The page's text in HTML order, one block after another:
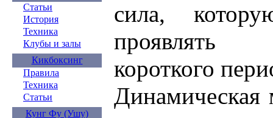
Статьи
История
Техника
Клубы и залы
Кикбоксинг
Правила
Техника
Статьи
Кунг Фу (Ушу)
сила,
проявлять
короткого
Динамическая